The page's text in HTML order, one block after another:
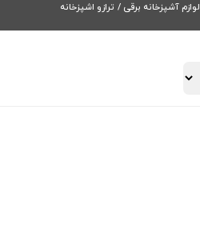
لوازم آشپزخانه برقی / ترازو اشپزخانه